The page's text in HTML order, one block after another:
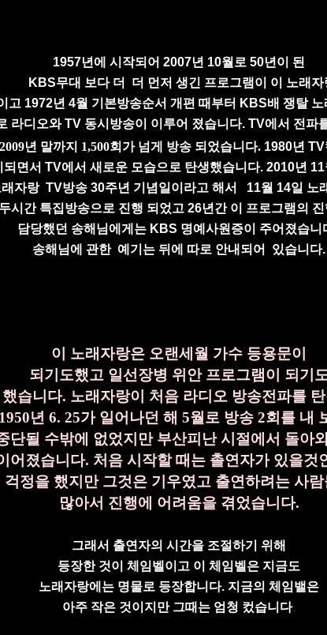
1957년에 시작되어 2007년 10월로 50년이 된
KBS무대 보다더 더 먼저 생긴 프로그램이 이 노래자
고 1972년 4월 기본방송순서 개편 때부터 KBS배 쟁탈 노
라디오와TV 동시방송이 이루어 졌습니다. TV에서 전파
년 말까지 1,500회가 넘게 방송 되었습니다. 1980년 TV
되면서 TV에서 새로운 모습으로 탄생했습니다. 2010년
자랑 TV방송 30주년 기념일이라고 해서 11월 14일 노
시간 특집방송으로 진행 되었고 26년간 이 프로그램의
담당했던 송해님에게는 KBS 명예사원증이 주어졌습니
송해님에 관한 예기는 뒤에 따로 안내되어 있습니다.
이 노래자랑은 오랜세월 가수 등용문이
되기도했고 일선장병 위안 프로그램이 되기
했습니다. 노래자랑이 처음 라디오 방송전파를
년 6. 25가 일어나던 해 5월로 방송 2회를 내
단될 수밖에 없었지만 부산피난 시절에서 돌아
어 졌습니다. 처음 시작할 때는 촐연자가 있을것
걱정을 했지만 그것은 기우였고 출연하려는 사람
많아서 진행에 어려움을 겪었습니다.
그래서 출연자의 시간을 조절하기 위해
등장한 것이 체임벨이고 이 체임벨은 지금도
노래자랑에는 명물로 등장합니다. 지금의 체임밸은
아주 작은 것이지만 그때는 엄청 컸습니다.